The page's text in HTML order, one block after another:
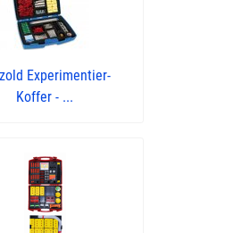
Experimentier-
Koffer - ...